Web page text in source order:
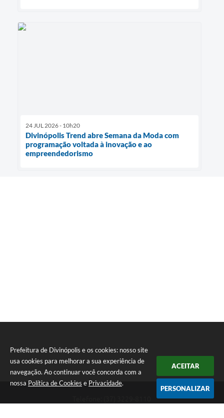
Prefeitura de Divinópolis e os cookies: nosso site
usa cookies para melhorar a sua experiência de
navegação. Ao continuar você concorda com a
nossa Política de Cookies e Privacidade.
ACEITAR
PERSONALIZAR
24 JUL 2026 - 10h20
Divinópolis Trend abre Semana da Moda com
programação voltada à inovação e ao
empreendedorismo